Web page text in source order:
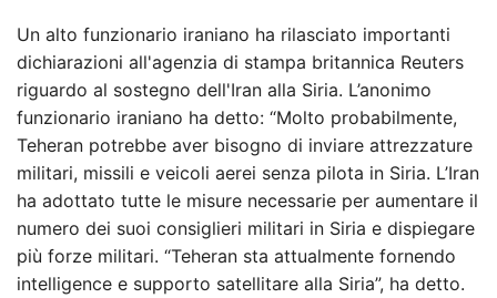
Un alto funzionario iraniano ha rilasciato importanti
dichiarazioni all'agenzia di stampa britannica Reuters
riguardo al sostegno dell'Iran alla Siria. L’anonimo
funzionario iraniano ha detto: “Molto probabilmente,
Teheran potrebbe aver bisogno di inviare attrezzature
militari, missili e veicoli aerei senza pilota in Siria. L’Iran
ha adottato tutte le misure necessarie per aumentare il
numero dei suoi consiglieri militari in Siria e dispiegare
più forze militari. “Teheran sta attualmente fornendo
intelligence e supporto satellitare alla Siria”, ha detto.